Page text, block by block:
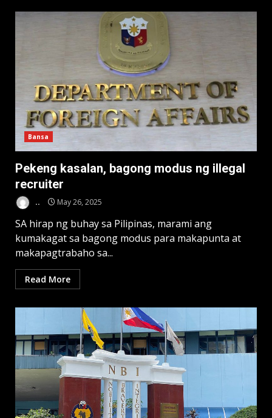
Bansa
Pekeng kasalan, bagong modus ng illegal
recruiter
.. May 26, 2025
SA hirap ng buhay sa Pilipinas, marami ang
kumakagat sa bagong modus para makapunta at
makapagtrabaho sa...
Read More